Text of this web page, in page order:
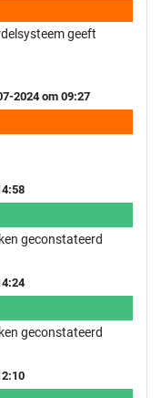
geeft
2024 om 09:27
geconstateerd
geconstateerd